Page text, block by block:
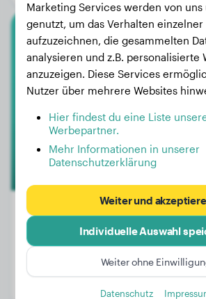
Mops
Ruben
Gewicht:
Marketing Services werden von uns
genutzt, um das Verhalten einzelner
aufzuzeichnen, die gesammelten
analysieren und z.B. personalisierte
anzuzeigen. Diese Services
Nutzer über mehrere Websites
Hier findest du eine Liste
Werbepartner.
Mehr Informationen in unserer
Datenschutzerklärung
Weiter und
Individuelle Auswahl
Weiter ohne
Datenschutz